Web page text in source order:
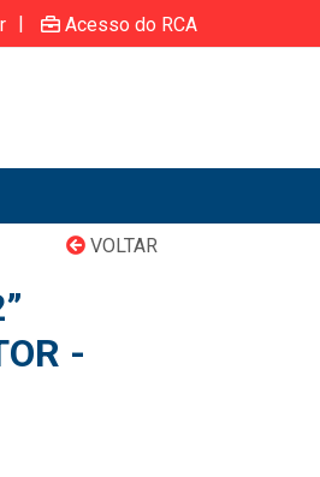
| Acesso do RCA
VOLTAR
-